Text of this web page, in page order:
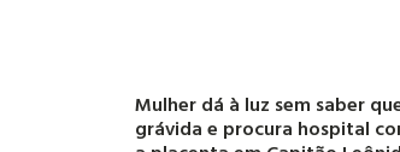
Mulher dá à luz sem saber
grávida e procura hospital